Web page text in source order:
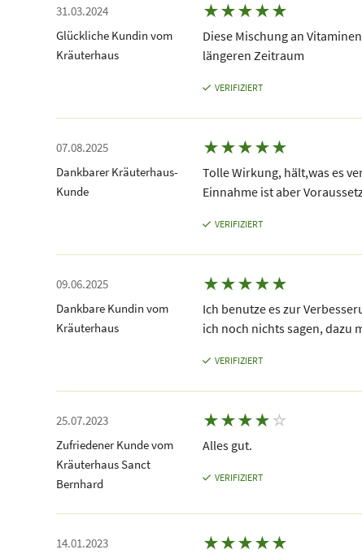
31.03.2024
Glückliche Kundin vom
Kräuterhaus
★★★★★
Diese Mischung an
längeren Zeitraum
VERIFIZIERT
07.08.2025
Dankbarer Kräuterhaus-
Kunde
★★★★★
Tolle Wirkung, hält,was es
Einnahme ist aber
VERIFIZIERT
09.06.2025
Dankbare Kundin vom
Kräuterhaus
★★★★★
Ich benutze es zur
ich noch nichts sagen, dazu
VERIFIZIERT
25.07.2023
Zufriedener Kunde vom
Kräuterhaus Sanct
Bernhard
★★★★ ☆
Alles gut.
VERIFIZIERT
14.01.2023
★★★★★